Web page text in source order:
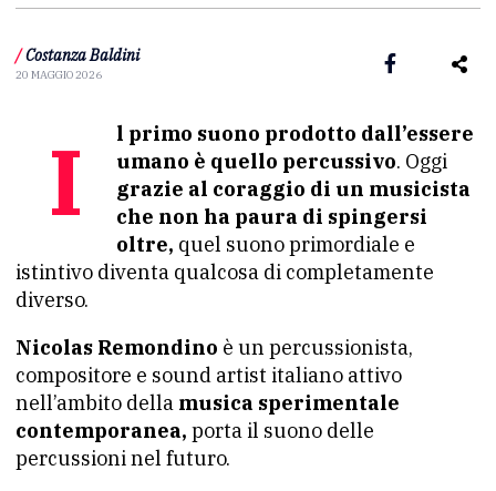
/ Costanza Baldini
20 MAGGIO 2026
Il primo suono prodotto dall’essere umano è quello percussivo. Oggi
grazie al coraggio di un musicista
che non ha paura di spingersi
oltre, quel suono primordiale e
istintivo diventa qualcosa di completamente
diverso.
Nicolas Remondino è un percussionista,
compositore e sound artist italiano attivo
nell’ambito della musica sperimentale
contemporanea, porta il suono delle
percussioni nel futuro.